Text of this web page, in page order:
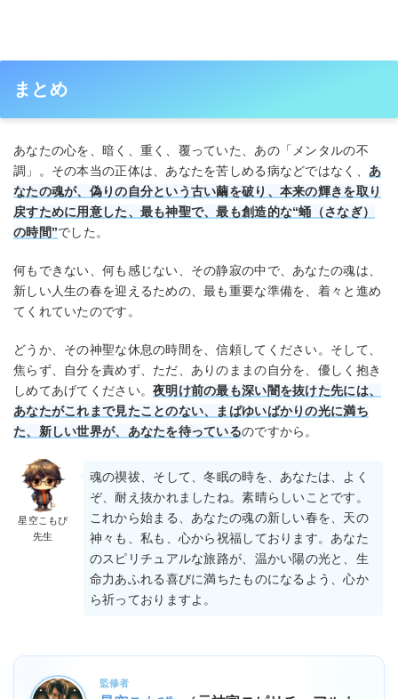
まとめ
あなたの心を、暗く、重く、覆っていた、あの「メンタルの不
調」。その本当の正体は、あなたを苦しめる病などではなく、 あ
なたの魂が、偽りの自分という古い繭を破り、本来の輝きを取り
戻すために用意した、最も神聖で、最も創造的な“蛹（さなぎ）
の時間”でした。
何もできない、何も感じない、その静寂の中で、あなたの魂は、
新しい人生の春を迎えるための、最も重要な準備を、着々と進め
てくれていたのです。
どうか、その神聖な休息の時間を、信頼してください。そして、
焦らず、自分を責めず、ただ、ありのままの自分を、優しく抱き
しめてあげてください。夜明け前の最も深い闇を抜けた先には、
あなたがこれまで見たことのない、まばゆいばかりの光に満ち
た、新しい世界が、あなたを待っているのですから。
星空こもぴ
先生
魂の禊祓、そして、冬眠の時を、あなたは、よく
ぞ、耐え抜かれましたね。素晴らしいことです。
これから始まる、あなたの魂の新しい春を、天の
神々も、私も、心から祝福しております。あなた
のスピリチュアルな旅路が、温かい陽の光と、生
命力あふれる喜びに満ちたものになるよう、心か
ら祈っておりますよ。
監修者